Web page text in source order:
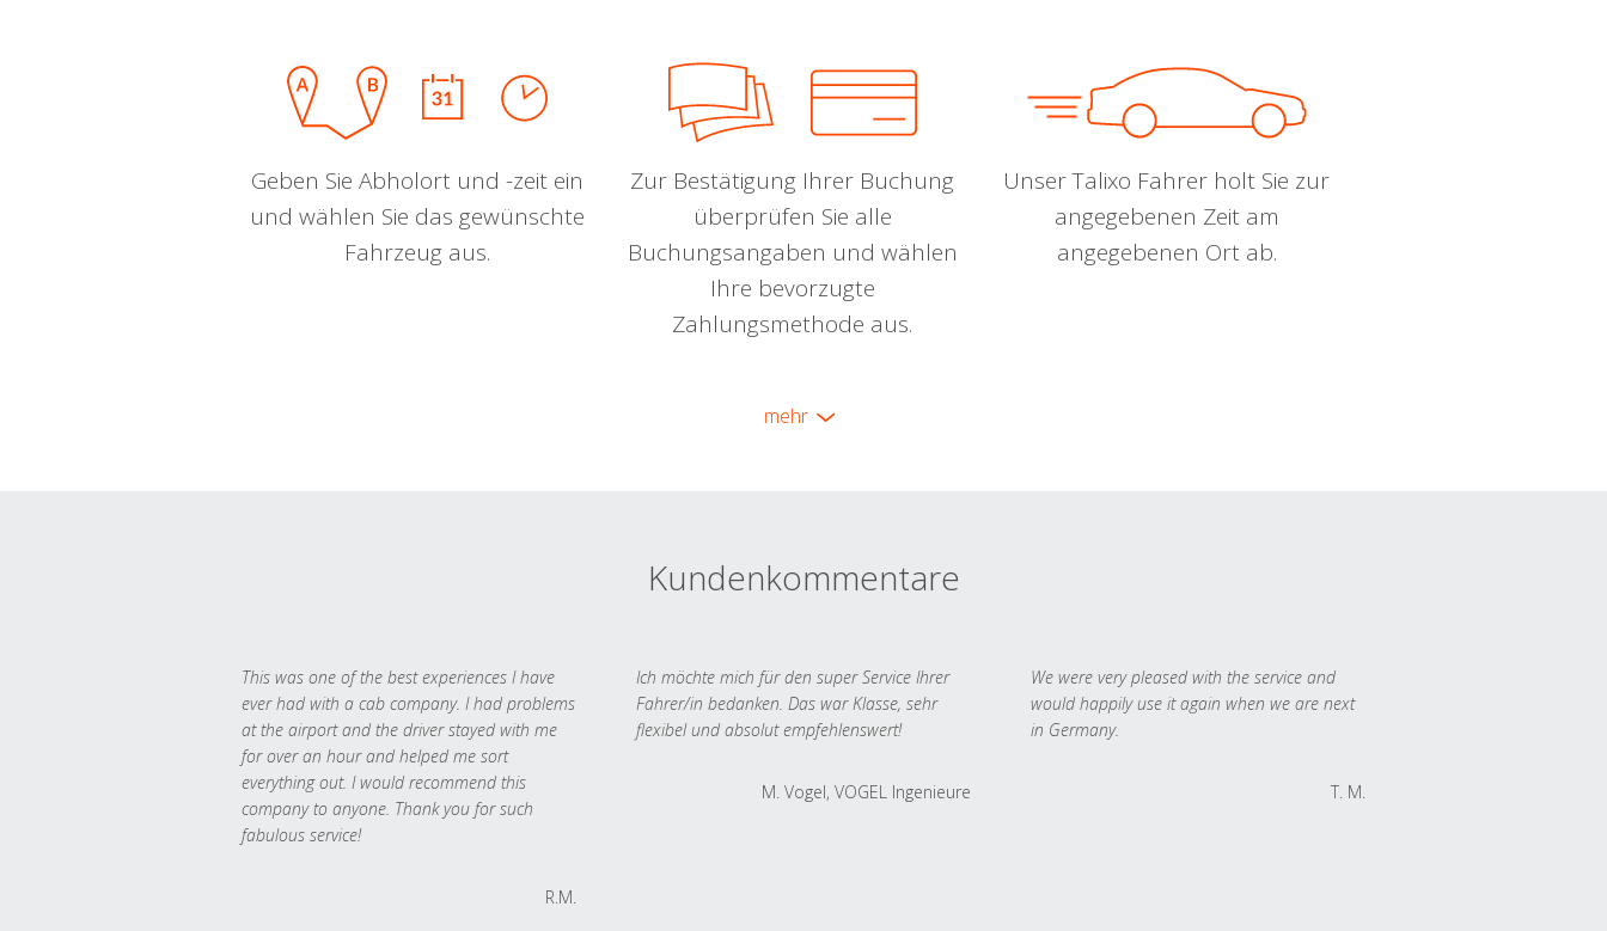
Geben Sie Abholort und -zeit ein
und wählen Sie das gewünschte
Fahrzeug aus.
Zur Bestätigung Ihrer Buchung
überprüfen Sie alle
Buchungsangaben und wählen
Ihre bevorzugte
Zahlungsmethode aus.
Unser Talixo Fahrer holt Sie zur
angegebenen Zeit am
angegebenen Ort ab.
mehr
Kundenkommentare
This was one of the best experiences I have
ever had with a cab company. I had problems
at the airport and the driver stayed with me
for over an hour and helped me sort
everything out. I would recommend this
company to anyone. Thank you for such
fabulous service!
R.M.
Ich möchte mich für den super Service Ihrer
Fahrer/in bedanken. Das war Klasse, sehr
flexibel und absolut empfehlenswert!
M. Vogel, VOGEL Ingenieure
We were very pleased with the service and
would happily use it again when we are next
in Germany.
T. M.